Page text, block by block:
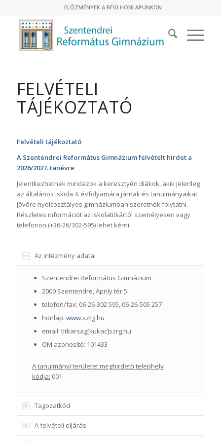
ELŐZMÉNYEK A RÉGI HONLAPUNKON
FELVÉTELI
TÁJÉKOZTATÓ
Felvételi tájékoztató
A Szentendrei Református Gimnázium felvételt hirdet a
2026/2027. tanévre
Jelentkezhetnek mindazok a keresztyén diákok, akik jelenleg
az általános iskola 4. évfolyamára járnak és tanulmányaikat
jövőre nyolcosztályos gimnáziumban szeretnék folytatni.
Részletes információt az iskolatitkártól személyesen vagy
telefonon (+36-26/302-595) lehet kérni.
Az intézmény adatai
Szentendrei Református Gimnázium
2000 Szentendre, Áprily tér 5.
telefon/fax: 06-26-302 595, 06-26-505 257
honlap: www.szrg.hu
email: titkarsag[kukac]szrg.hu
OM azonosító: 101433
A tanulmányi területet meghirdető telephely
kódja: 001
Tagozatkód
A felvételi eljárás